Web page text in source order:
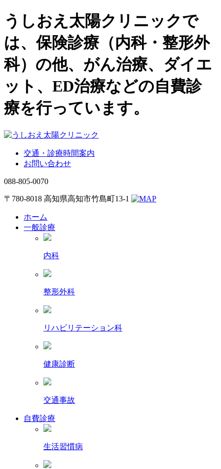
うしおえ太陽クリニックで
は、保険診療（内科・整形外
科）の他、がん治療、ダイエ
ット、ED治療などの自費診
療を行っています。
交通・診療時間案内
お問い合わせ
088-805-0070
〒780-8018 高知県高知市竹島町13-1
ホーム
一般診療
内科
整形外科
リハビリテーション科
健康診断
交通事故
自費診療
生活習慣病